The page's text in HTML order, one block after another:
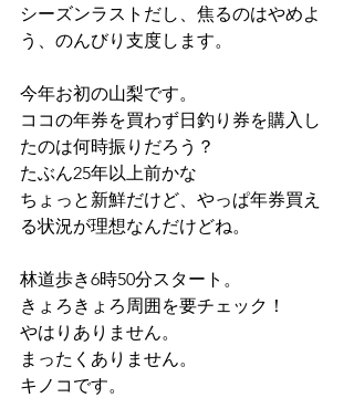
シーズンラストだし、焦るのはやめよ
う、のんびり支度します。
今年お初の山梨です。
ココの年券を買わず日釣り券を購入し
たのは何時振りだろう？
たぶん25年以上前かな
ちょっと新鮮だけど、やっぱ年券買え
る状況が理想なんだけどね。
林道歩き6時50分スタート。
きょろきょろ周囲を要チェック！
やはりありません。
まったくありません。
キノコです。